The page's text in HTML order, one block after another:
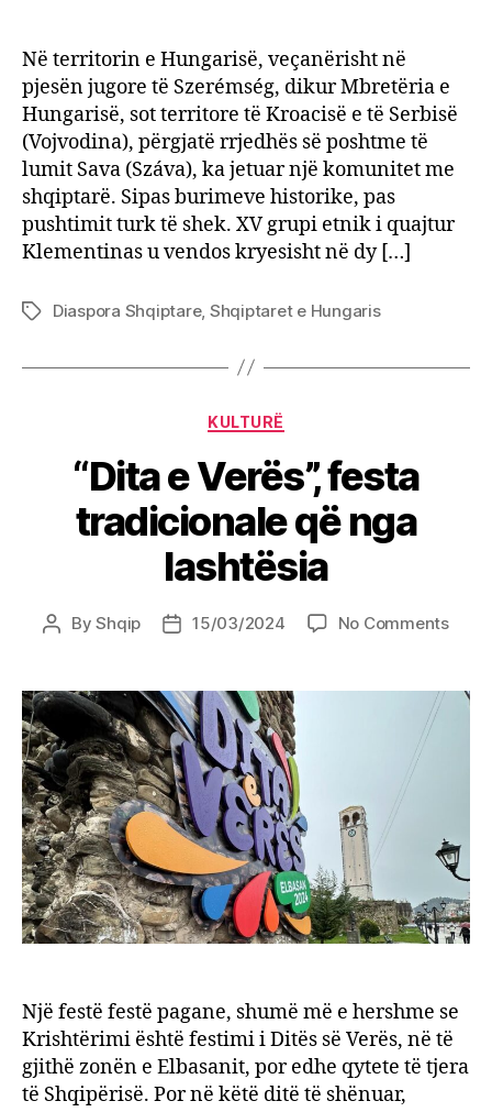
Në territorin e Hungarisë, veçanërisht në
pjesën jugore të Szerémség, dikur Mbretëria e
Hungarisë, sot territore të Kroacisë e të Serbisë
(Vojvodina), përgjatë rrjedhës së poshtme të
lumit Sava (Száva), ka jetuar një komunitet me
shqiptarë. Sipas burimeve historike, pas
pushtimit turk të shek. XV grupi etnik i quajtur
Klementinas u vendos kryesisht në dy […]
TagsDiaspora Shqiptare, Shqiptaret e Hungaris
Categories
KULTURË
“Dita e Verës”, festa
tradicionale që nga
lashtësia
PostByShqip
Post15/03/2024 No Commentson
Një festë festë pagane, shumë më e hershme se
Krishtërimi është festimi i Ditës së Verës, në të
gjithë zonën e Elbasanit, por edhe qytete të tjera
të Shqipërisë. Por në këtë ditë të shënuar,